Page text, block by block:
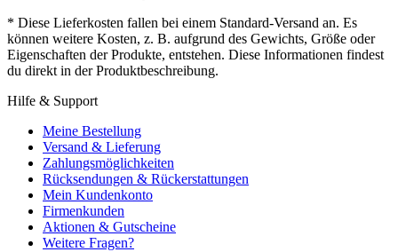
* Diese Lieferkosten fallen bei einem Standard-Versand an. Es
können weitere Kosten, z. B. aufgrund des Gewichts, Größe oder
Eigenschaften der Produkte, entstehen. Diese Informationen findest
du direkt in der Produktbeschreibung.
Hilfe & Support
Meine Bestellung
Versand & Lieferung
Zahlungsmöglichkeiten
Rücksendungen & Rückerstattungen
Mein Kundenkonto
Firmenkunden
Aktionen & Gutscheine
Weitere Fragen?